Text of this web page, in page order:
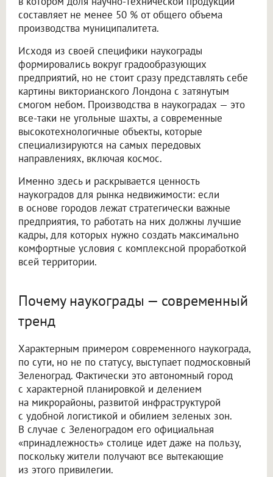
составляет не менее 50 % от общего объема
производства муниципалитета.
Исходя из своей специфики наукограды
формировались вокруг градообразующих
предприятий, но не стоит сразу представлять себе
картины викторианского Лондона с затянутым
смогом небом. Производства в наукоградах — это
все-таки не угольные шахты, а современные
высокотехнологичные объекты, которые
специализируются на самых передовых
направлениях, включая космос.
Именно здесь и раскрывается ценность
наукоградов для рынка недвижимости: если
в основе городов лежат стратегически важные
предприятия, то работать на них должны лучшие
кадры, для которых нужно создать максимально
комфортные условия с комплексной проработкой
всей территории.
Почему наукограды — современный
тренд
Характерным примером современного наукограда,
по сути, но не по статусу, выступает подмосковный
Зеленоград. Фактически это автономный город
с характерной планировкой и делением
на микрорайоны, развитой инфраструктурой
с удобной логистикой и обилием зеленых зон.
В случае с Зеленоградом его официальная
«принадлежность» столице идет даже на пользу,
поскольку жители получают все вытекающие
из этого привилегии.